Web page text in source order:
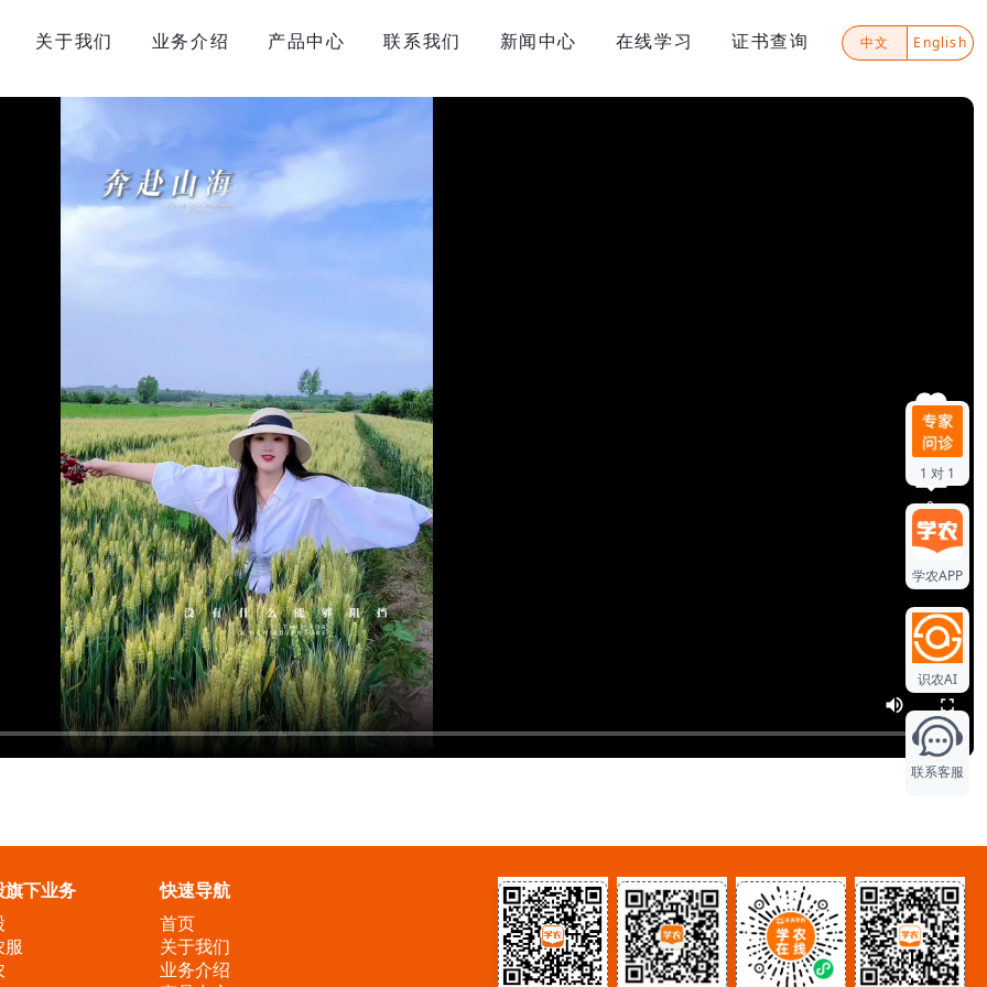
关于我们 业务介绍 产品中心 联系我们 新闻中心 在线学习 证书查询 中文 English
0
0
0
0
1 对 1
学农APP
识农AI
联系客服
旗下业务
快速导航
首页
关于我们
业务介绍